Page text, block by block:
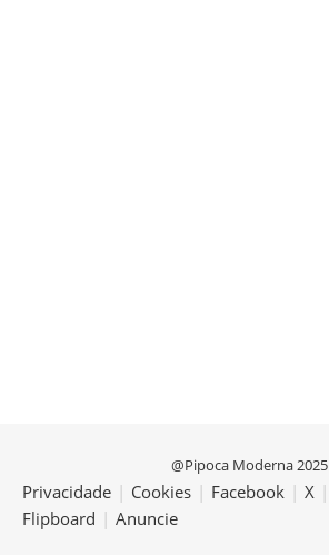
@Pipoca Moderna 2025
Privacidade | Cookies | Facebook | X |
Flipboard | Anuncie